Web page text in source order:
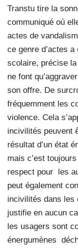
Transtu tire la
communiqué où
actes de
ce genre d’actes
scolaire, précise
ne font
son offre. De
fréquemment les
violence. Cela
incivilités peuvent
résultat d’un état
mais c’est toujours
respect pour les
peut également
incivilités dans les
justifie en aucun
les usagers sont
énergumènes